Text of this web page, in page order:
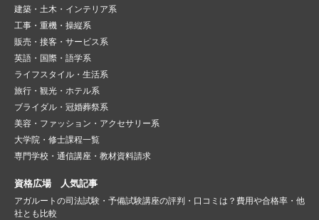
建築・土木・インテリア系
工事・重機・操縦系
販売・接客・サービス系
英語・国際・語学系
ライフスタイル・生活系
旅行・観光・ホテル系
ブライダル・冠婚葬祭系
美容・ファッション・アクセサリー系
大学院・修士課程一覧
専門学校・通信講座・教材資料請求
資格広場 人気記事
アガルートの司法試験・予備試験講座の評判・口コミは？費用や合格率・他
社とも比較